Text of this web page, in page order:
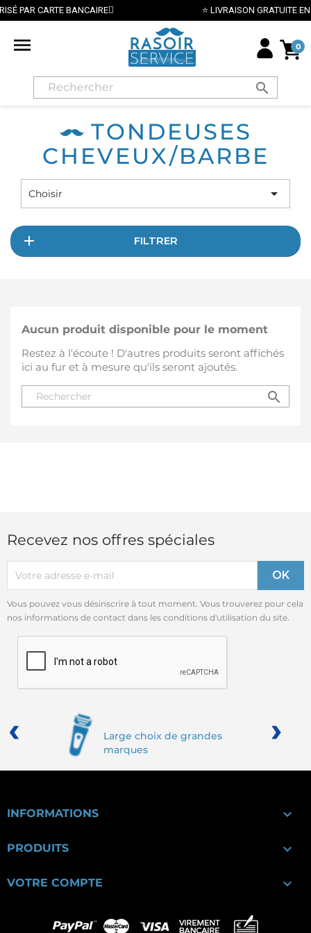
CARTE BANCAIRE ⭐ LIVRAISON GRATUITE EN
 0
search
TONDEUSES
CHEVEUX/BARBE
Choisir 
FILTRER
Aucun produit disponible pour le moment
Restez à l'écoute ! D'autres produits seront affichés
ici au fur et à mesure qu'ils seront ajoutés.
search
Recevez nos offres spéciales
Vous pouvez vous désinscrire à tout moment. Vous trouverez pour cela
nos informations de contact dans les conditions d'utilisation du site.
Large choix de grandes
marques
‹ ›
INFORMATIONS 
PRODUITS 
VOTRE COMPTE 